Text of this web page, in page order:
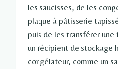
les saucisses, de les
plaque à pâtisserie
puis de les transférer une
un récipient de stockage
congélateur, comme un